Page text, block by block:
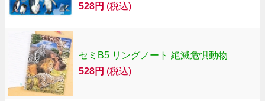
528円 (税込)
セミB5 リングノート 絶滅危惧動物
528円 (税込)